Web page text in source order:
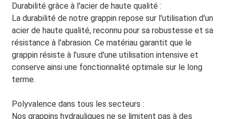
Durabilité grâce à l'acier de haute qualité :
La durabilité de notre grappin repose sur l'utilisation d'un
acier de haute qualité, reconnu pour sa robustesse et sa
résistance à l'abrasion. Ce matériau garantit que le
grappin résiste à l'usure d'une utilisation intensive et
conserve ainsi une fonctionnalité optimale sur le long
terme.
Polyvalence dans tous les secteurs :
Nos grappins hydrauliques ne se limitent pas à des